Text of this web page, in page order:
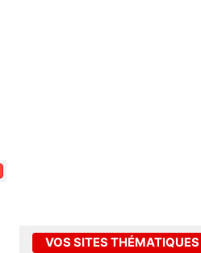
VOS SITES THÉMATIQUES